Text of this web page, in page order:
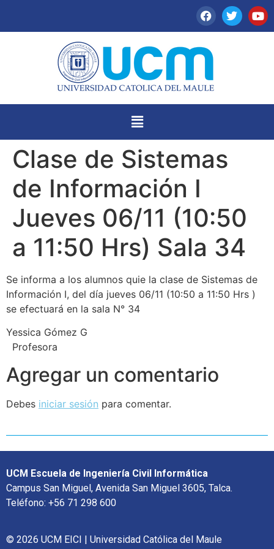
Clase de Sistemas
de Información I
Jueves 06/11 (10:50
a 11:50 Hrs) Sala 34
Se informa a los alumnos quie la clase de Sistemas de
Información I, del día jueves 06/11 (10:50 a 11:50 Hrs )
se efectuará en la sala N° 34
Yessica Gómez G
Profesora
Agregar un comentario
Debes iniciar sesión para comentar.
UCM Escuela de Ingeniería Civil Informática
Campus San Miguel, Avenida San Miguel 3605, Talca.
Teléfono: +56 71 298 600
© 2026 UCM EICI | Universidad Católica del Maule